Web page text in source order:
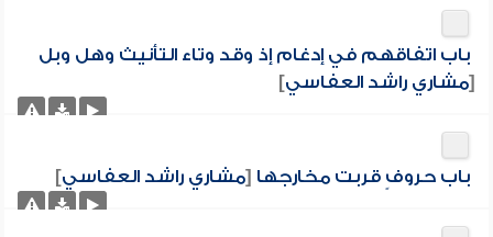
باب اتفاقهم في إدغام إذ وقد وتاء التأنيث وهل وبل
[مشاري راشد العفاسي]
باب حروفٍ قربت مخارجها [مشاري راشد العفاسي]